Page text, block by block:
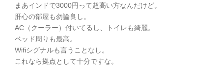
まあインドで3000円って超高い方なんだけど。
肝心の部屋も勿論良し。
AC（クーラー）付いてるし、トイレも綺麗。
ベッド周りも最高。
Wifiシグナルも言うことなし。
これなら拠点として十分ですな。